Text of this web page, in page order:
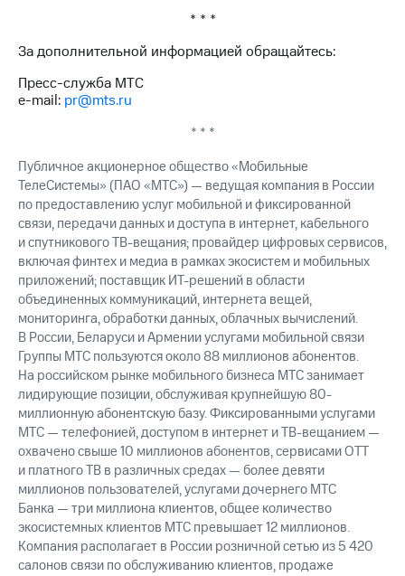
* * *
За дополнительной информацией обращайтесь:
Пресс-служба МТС
e-mail: pr@mts.ru
* * *
Публичное акционерное общество «Мобильные
ТелеСистемы» (ПАО «МТС») — ведущая компания в России
по предоставлению услуг мобильной и фиксированной
связи, передачи данных и доступа в интернет, кабельного
и спутникового ТВ-вещания; провайдер цифровых сервисов,
включая финтех и медиа в рамках экосистем и мобильных
приложений; поставщик ИТ-решений в области
объединенных коммуникаций, интернета вещей,
мониторинга, обработки данных, облачных вычислений.
В России, Беларуси и Армении услугами мобильной связи
Группы МТС пользуются около 88 миллионов абонентов.
На российском рынке мобильного бизнеса МТС занимает
лидирующие позиции, обслуживая крупнейшую 80-
миллионную абонентскую базу. Фиксированными услугами
МТС — телефонией, доступом в интернет и ТВ-вещанием —
охвачено свыше 10 миллионов абонентов, сервисами OTT
и платного ТВ в различных средах — более девяти
миллионов пользователей, услугами дочернего МТС
Банка — три миллиона клиентов, общее количество
экосистемных клиентов МТС превышает 12 миллионов.
Компания располагает в России розничной сетью из 5 420
салонов связи по обслуживанию клиентов, продаже